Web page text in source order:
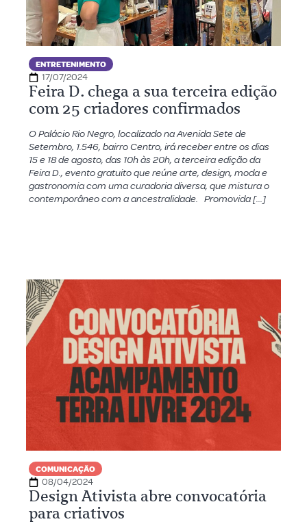
ENTRETENIMENTO
17/07/2024
Feira D. chega a sua terceira edição
com 25 criadores confirmados
O Palácio Rio Negro, localizado na Avenida Sete de
Setembro, 1.546, bairro Centro, irá receber entre os dias
15 e 18 de agosto, das 10h às 20h, a terceira edição da
Feira D., evento gratuito que reúne arte, design, moda e
gastronomia com uma curadoria diversa, que mistura o
contemporâneo com a ancestralidade. Promovida […]
COMUNICAÇÃO
08/04/2024
Design Ativista abre convocatória
para criativos